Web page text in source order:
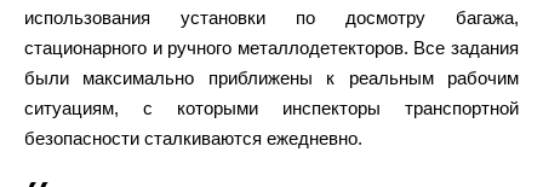
использования установки по досмотру багажа,
стационарного и ручного металлодетекторов. Все задания
были максимально приближены к реальным рабочим
ситуациям, с которыми инспекторы транспортной
безопасности сталкиваются ежедневно.